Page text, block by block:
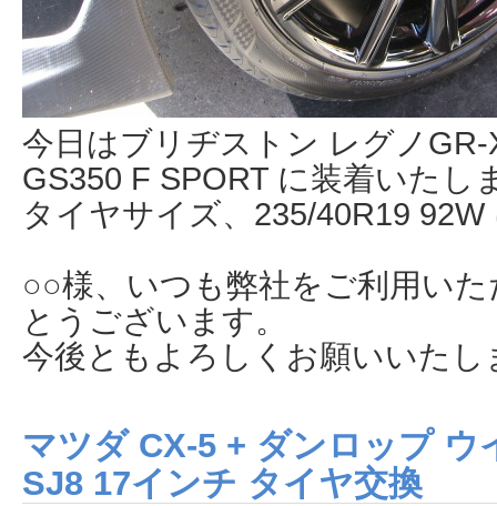
今日はブリヂストン レグノ
GS350 F SPORT に装着いたし
タイヤサイズ、235/40R19
○○様、いつも弊社をご利用い
とうございます。
今後ともよろしくお願いいたし
マツダ CX-5 + ダンロップ ウ
SJ8 17インチ タイヤ交換